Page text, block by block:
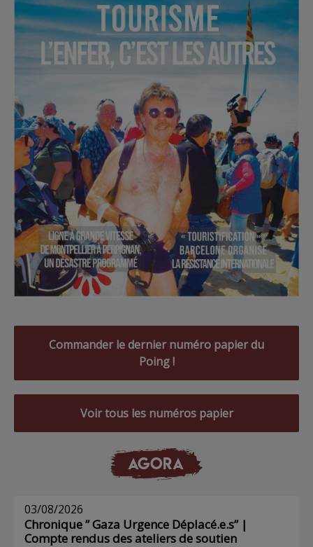
Commander le dernier numéro papier du
Poing !
Voir tous les numéros papier
AGORA
03/08/2026
Chronique ” Gaza Urgence Déplacé.e.s” |
Compte rendus des ateliers de soutien